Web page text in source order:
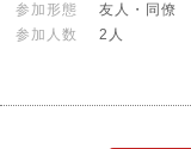
参加形態
友人・同僚
参加人数
2人